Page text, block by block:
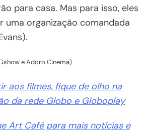
para casa. Mas para isso, eles
uma organização comandada
e Adoro Cinema)
aos filmes, fique de olho na
da rede Globo e Globoplay
Art Café para mais notícias e